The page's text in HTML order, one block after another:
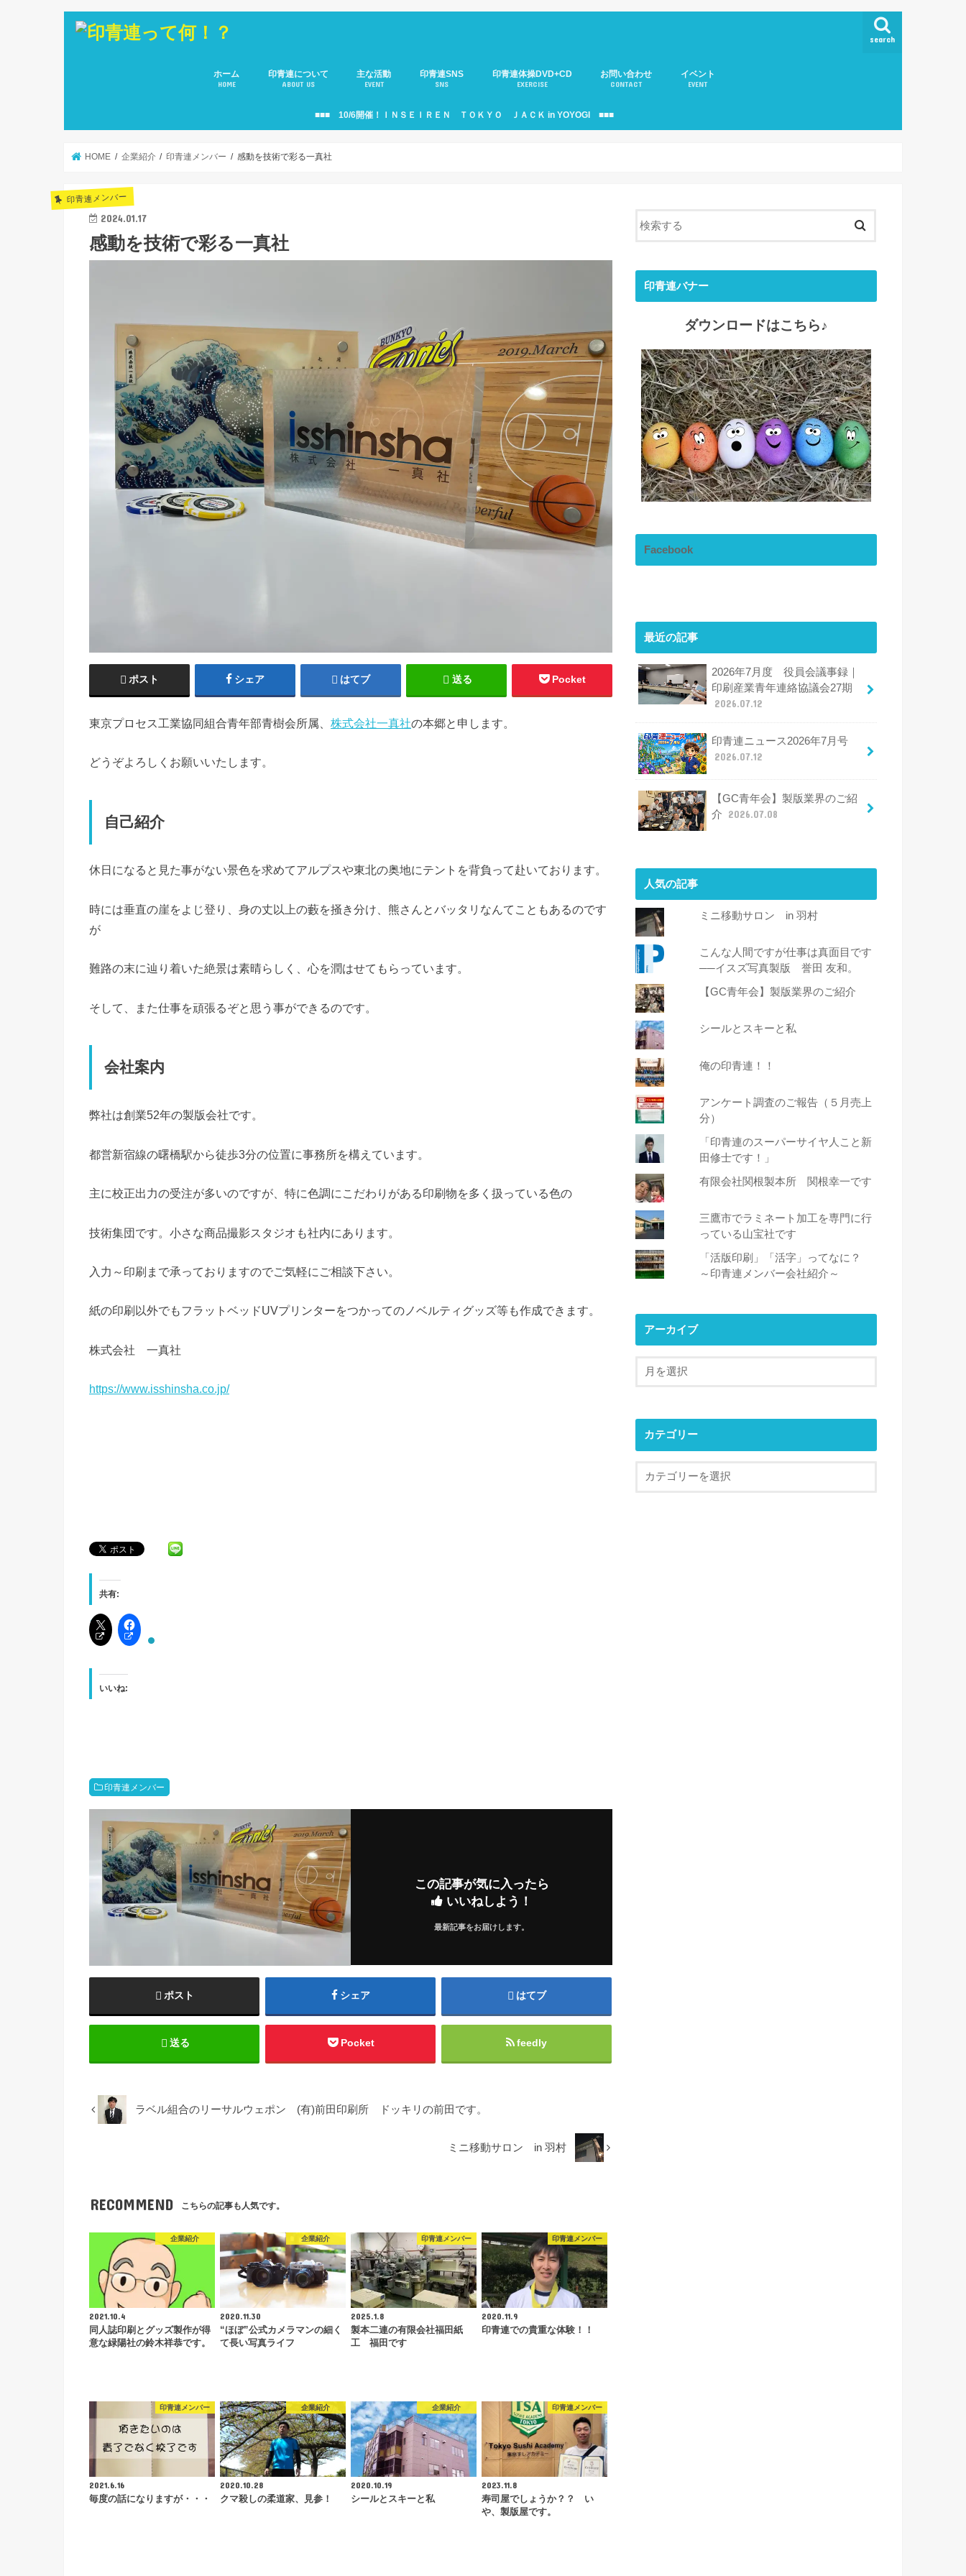
search
ホーム
HOME
印青連について
ABOUT US
副会長のご紹介
役員メンバーのご紹介
所属８団体(青年部)のご紹介
主な活動
EVENT
役員会のご紹介
印青連ニュース
移動サロンのご紹介
大人の運動会
サミットのご紹介
印青連・駅伝部のご紹介
見本市のご紹介
支援活動のご紹介
10周年記念式典
印青連バナーのご紹介
印青連SNS
SNS
印青連体操DVD+CD
EXERCISE
お問い合わせ
CONTACT
個人情報の取扱いについて
イベント
EVENT
■■■ 10/6開催！ＩＮＳＥＩＲＥＮ ＴＯＫＹＯ ＪＡＣＫ in YOYOGI ■■■
HOME 企業紹介 印青連メンバー 感動を技術で彩る一真社
印青連メンバー
2024.01.17
感動を技術で彩る一真社
ポスト シェア はてブ 送る Pocket
東京プロセス工業協同組合青年部青樹会所属、 株式会社一真社の本郷と申します。
どうぞよろしくお願いいたします。
自己紹介
休日になると見た事がない景色を求めてアルプスや東北の奥地にテントを背負って赴いております。
時には垂直の崖をよじ登り、身の丈以上の藪を掻き分け、熊さんとバッタリなんてこともあるのです
が
難路の末に辿り着いた絶景は素晴らしく、心を潤はせてもらっています。
そして、また仕事を頑張るぞと思う事ができるのです。
会社案内
弊社は創業52年の製版会社です。
都営新宿線の曙橋駅から徒歩3分の位置に事務所を構えています。
主に校正出力の受注が多いのですが、特に色調にこだわりがある印刷物を多く扱っている色の
技術集団です。小さな商品撮影スタジオも社内にあります。
入力～印刷まで承っておりますのでご気軽にご相談下さい。
紙の印刷以外でもフラットベッドUVプリンターをつかってのノベルティグッズ等も作成できます。
株式会社 一真社
https://www.isshinsha.co.jp/
共有:
いいね:
印青連メンバー
この記事が気に入ったら
いいねしよう！
最新記事をお届けします。
ポスト シェア はてブ
送る Pocket feedly
ラベル組合のリーサルウェポン (有)前田印刷所 ドッキリの前田です。
ミニ移動サロン in 羽村
RECOMMEND こちらの記事も人気です。
企業紹介
2021.10.4
同人誌印刷とグッズ製作が得
意な緑陽社の鈴木祥恭です。
企業紹介
2020.11.30
“ほぼ”公式カメラマンの細く
て長い写真ライフ
印青連メンバー
2025.1.8
製本二連の有限会社福田紙
工 福田です
印青連メンバー
2020.11.9
印青連での貴重な体験！！
印青連メンバー
2021.6.16
毎度の話になりますが・・・
企業紹介
2020.10.28
クマ殺しの柔道家、見参！
企業紹介
2020.10.19
シールとスキーと私
印青連メンバー
2023.11.8
寿司屋でしょうか？？ い
や、製版屋です。
印青連バナー
ダウンロードはこちら♪
Facebook
最近の記事
2026年7月度 役員会議事録｜
印刷産業青年連絡協議会27期
2026.07.12
印青連ニュース2026年7月号
2026.07.12
【GC青年会】製版業界のご紹
介
2026.07.08
人気の記事
ミニ移動サロン in 羽村
こんな人間ですが仕事は真面目です
──イスズ写真製版 誉田 友和。
【GC青年会】製版業界のご紹介
シールとスキーと私
俺の印青連！！
アンケート調査のご報告（５月売上
分）
「印青連のスーパーサイヤ人こと新
田修士です！」
有限会社関根製本所 関根幸一です
三鷹市でラミネート加工を専門に行
っている山宝社です
「活版印刷」「活字」ってなに？
～印青連メンバー会社紹介～
アーカイブ
カテゴリー